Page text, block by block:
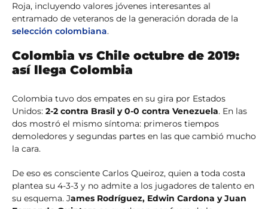
Roja, incluyendo valores jóvenes interesantes al
entramado de veteranos de la generación dorada de la
selección colombiana.
Colombia vs Chile octubre de 2019:
así llega Colombia
Colombia tuvo dos empates en su gira por Estados
Unidos: 2-2 contra Brasil y 0-0 contra Venezuela. En las
dos mostró el mismo síntoma: primeros tiempos
demoledores y segundas partes en las que cambió mucho
la cara.
De eso es consciente Carlos Queiroz, quien a toda costa
plantea su 4-3-3 y no admite a los jugadores de talento en
su esquema. James Rodríguez, Edwin Cardona y Juan